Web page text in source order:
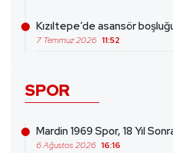
Kızıltepe’de asansör
7 Temmuz 2026 11:52
SPOR
Mardin 1969 Spor, 18 Yıl
6 Ağustos 2026 16:16